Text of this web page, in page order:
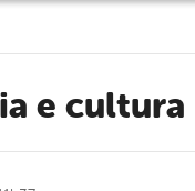
e cultura